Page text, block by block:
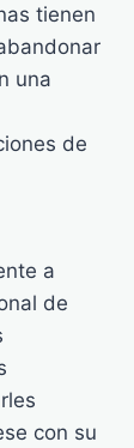
tienen
una
de
a
de
con su